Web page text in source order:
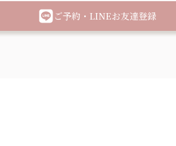
ご予約・LINEお友達登録